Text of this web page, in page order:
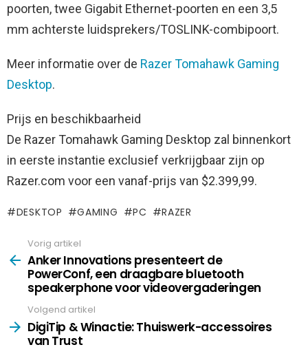
poorten, twee Gigabit Ethernet-poorten en een 3,5
mm achterste luidsprekers/TOSLINK-combipoort.
Meer informatie over de Razer Tomahawk Gaming
Desktop.
Prijs en beschikbaarheid
De Razer Tomahawk Gaming Desktop zal binnenkort
in eerste instantie exclusief verkrijgbaar zijn op
Razer.com voor een vanaf-prijs van $2.399,99.
DESKTOP GAMING PC RAZER
more
Vorig artikel
Anker Innovations presenteert de
PowerConf, een draagbare bluetooth
speakerphone voor videovergaderingen
Volgend artikel
DigiTip & Winactie: Thuiswerk-accessoires
van Trust